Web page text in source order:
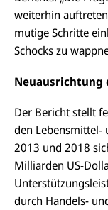
weiterhin
mutige Schritte
Schocks zu
Der Bericht stellt
den Lebensmittel-
2013 und 2018
Milliarden US-
durch Handels-